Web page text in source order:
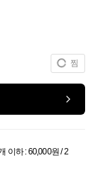
찜
이하 : 60,000원 / 2